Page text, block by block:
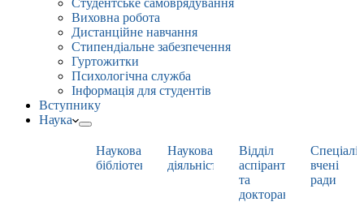
Студентське самоврядування
Виховна робота
Дистанційне навчання
Стипендіальне забезпечення
Гуртожитки
Психологічна служба
Інформація для студентів
Вступнику
Наука
Наукова
бібліотека
Наукова
діяльність
Відділ
аспірантури
та
докторантури
вчені
ради